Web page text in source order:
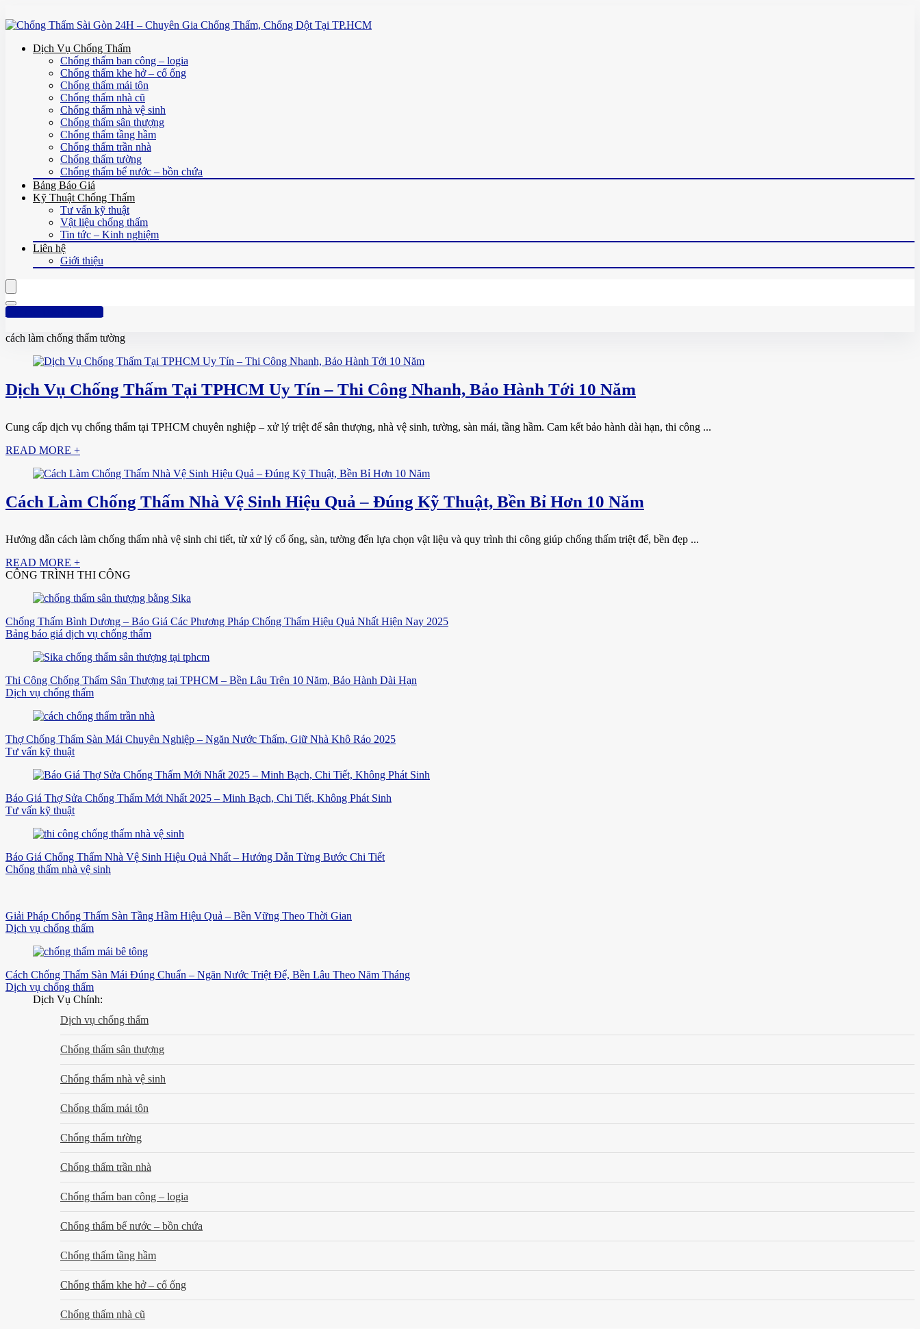
Dịch Vụ Chống Thấm
Chống thấm ban công – logia
Chống thấm khe hở – cổ ống
Chống thấm mái tôn
Chống thấm nhà cũ
Chống thấm nhà vệ sinh
Chống thấm sân thượng
Chống thấm tầng hầm
Chống thấm trần nhà
Chống thấm tường
Chống thấm bể nước – bồn chứa
Bảng Báo Giá
Kỹ Thuật Chống Thấm
Tư vấn kỹ thuật
Vật liệu chống thấm
Tin tức – Kinh nghiệm
Liên hệ
Giới thiệu
Hotline: 0961 894 472
cách làm chống thấm tường
Dịch Vụ Chống Thấm Tại TPHCM Uy Tín – Thi Công Nhanh, Bảo Hành Tới 10 Năm
Cung cấp dịch vụ chống thấm tại TPHCM chuyên nghiệp – xử lý triệt để sân thượng, nhà vệ sinh, tường, sàn mái, tầng hầm. Cam kết bảo hành dài hạn, thi công ...
READ MORE +
Cách Làm Chống Thấm Nhà Vệ Sinh Hiệu Quả – Đúng Kỹ Thuật, Bền Bỉ Hơn 10 Năm
Hướng dẫn cách làm chống thấm nhà vệ sinh chi tiết, từ xử lý cổ ống, sàn, tường đến lựa chọn vật liệu và quy trình thi công giúp chống thấm triệt để, bền đẹp ...
READ MORE +
CÔNG TRÌNH THI CÔNG
Chống Thấm Bình Dương – Báo Giá Các Phương Pháp Chống Thấm Hiệu Quả Nhất Hiện Nay 2025
Bảng báo giá dịch vụ chống thấm
Thi Công Chống Thấm Sân Thượng tại TPHCM – Bền Lâu Trên 10 Năm, Bảo Hành Dài Hạn
Dịch vụ chống thấm
Thợ Chống Thấm Sàn Mái Chuyên Nghiệp – Ngăn Nước Thấm, Giữ Nhà Khô Ráo 2025
Tư vấn kỹ thuật
Báo Giá Thợ Sửa Chống Thấm Mới Nhất 2025 – Minh Bạch, Chi Tiết, Không Phát Sinh
Tư vấn kỹ thuật
Báo Giá Chống Thấm Nhà Vệ Sinh Hiệu Quả Nhất – Hướng Dẫn Từng Bước Chi Tiết
Chống thấm nhà vệ sinh
Giải Pháp Chống Thấm Sàn Tầng Hầm Hiệu Quả – Bền Vững Theo Thời Gian
Dịch vụ chống thấm
Cách Chống Thấm Sàn Mái Đúng Chuẩn – Ngăn Nước Triệt Để, Bền Lâu Theo Năm Tháng
Dịch vụ chống thấm
Dịch Vụ Chính:
Dịch vụ chống thấm
Chống thấm sân thượng
Chống thấm nhà vệ sinh
Chống thấm mái tôn
Chống thấm tường
Chống thấm trần nhà
Chống thấm ban công – logia
Chống thấm bể nước – bồn chứa
Chống thấm tầng hầm
Chống thấm khe hở – cổ ống
Chống thấm nhà cũ